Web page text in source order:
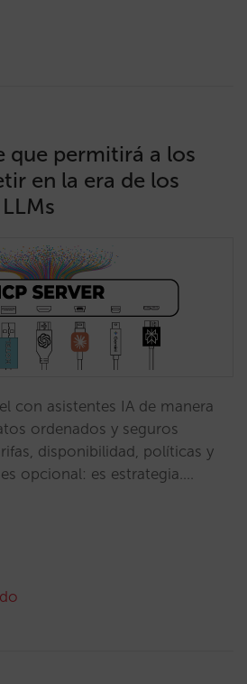
que permitirá a los
en la era de los
con asistentes IA de manera
ordenados y seguros
disponibilidad, políticas y
opcional: es estrategia.…